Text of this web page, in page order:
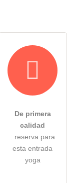
De primera
calidad
: reserva para
esta entrada
yoga